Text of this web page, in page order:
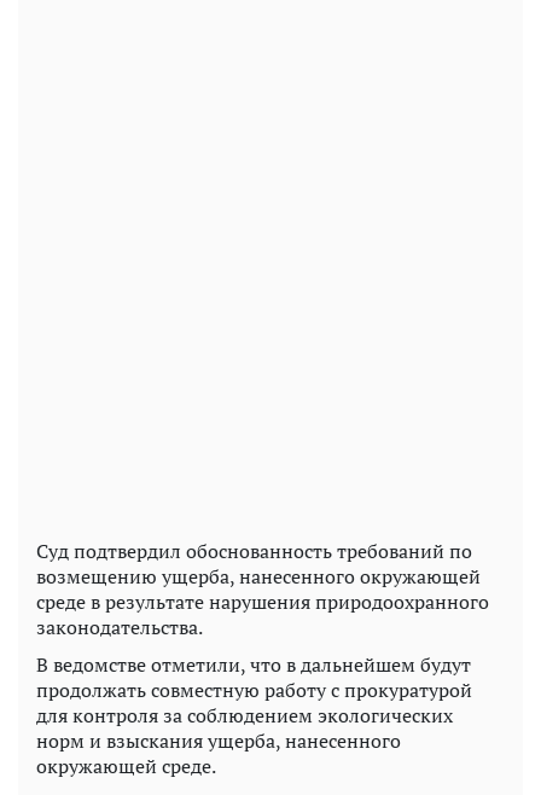
Суд подтвердил обоснованность требований по
возмещению ущерба, нанесенного окружающей
среде в результате нарушения природоохранного
законодательства.
В ведомстве отметили, что в дальнейшем будут
продолжать совместную работу с прокуратурой
для контроля за соблюдением экологических
норм и взыскания ущерба, нанесенного
окружающей среде.